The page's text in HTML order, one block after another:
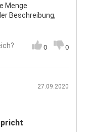
Menge
Beschreibung,
0 0
27.09.2020